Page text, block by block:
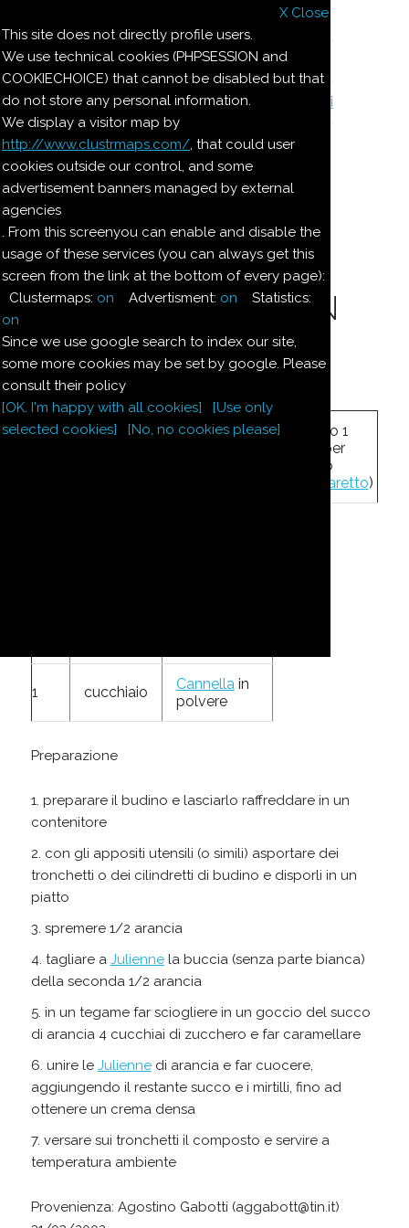
X Close
This site does not directly profile users.
We use technical cookies (PHPSESSION and
COOKIECHOICE) that cannot be disabled but that
do not store any personal information.
We display a visitor map by
http://www.clustrmaps.com/, that could user
cookies outside our control, and some
advertisement banners managed by external
agencies
. From this screenyou can enable and disable the
usage of these services (you can always get this
screen from the link at the bottom of every page):
Clustermaps: on Advertisment: on Statistics:
on
Since we use google search to index our site,
some more cookies may be set by google. Please
consult their policy
[OK. I'm happy with all cookies]
[Use only
selected cookies]
[No, no cookies please]
Le ricette di Pierre
Il quaderno di casa Magnaghi-Zorzoli
Le ricette di Pierre
TRONCHETTI DI
BUDINO
ALL'AMARETTO CON
MIRTILLI
Ingredienti per 4 persone
budino
(ovvero 1
conf. per
budino
Amaretto)
1 cucchiaio Cannellain
polvere
Preparazione
preparare il budino e lasciarlo raffreddare in un
contenitore
con gli appositi utensili (o simili) asportare dei
tronchetti o dei cilindretti di budino e disporli in un
piatto
spremere 1/2 arancia
tagliare a Juliennela buccia (senza parte bianca)
della seconda 1/2 arancia
in un tegame far sciogliere in un goccio del succo
di arancia 4 cucchiai di zucchero e far caramellare
unire le Juliennedi arancia e far cuocere,
aggiungendo il restante succo e i mirtilli, fino ad
ottenere un crema densa
versare sui tronchetti il composto e servire a
temperatura ambiente
Provenienza: Agostino Gabotti (aggabott@tin.it)